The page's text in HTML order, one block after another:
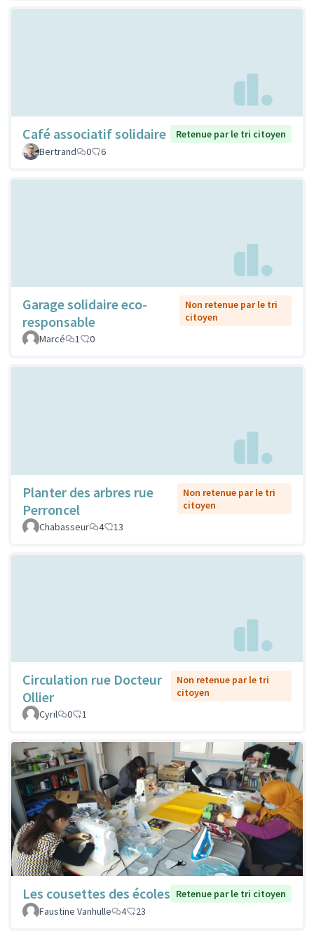
Café associatif solidaire
Retenue par le tri citoyen
Bertrand
0 6
Garage solidaire eco-
responsable
Non retenue par le tri
citoyen
Marcé
1 0
Planter des arbres rue
Perroncel
Non retenue par le tri
citoyen
Chabasseur
4 13
Circulation rue Docteur
Ollier
Non retenue par le tri
citoyen
Cyril
0 1
Les cousettes des écoles Retenue par le tri citoyen
Faustine Vanhulle
4 23